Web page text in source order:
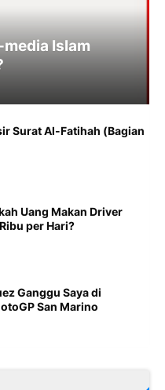
Islam
Surat Al-Fatihah (Bagian
Uang Makan Driver
per Hari?
Ganggu Saya di
San Marino